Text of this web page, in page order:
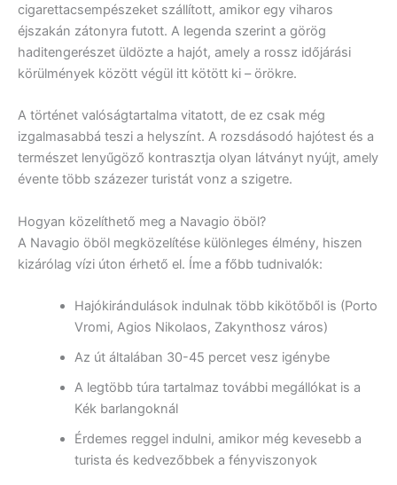
cigarettacsempészeket szállított, amikor egy viharos
éjszakán zátonyra futott. A legenda szerint a görög
haditengerészet üldözte a hajót, amely a rossz időjárási
körülmények között végül itt kötött ki – örökre.
A történet valóságtartalma vitatott, de ez csak még
izgalmasabbá teszi a helyszínt. A rozsdásodó hajótest és a
természet lenyűgöző kontrasztja olyan látványt nyújt, amely
évente több százezer turistát vonz a szigetre.
Hogyan közelíthető meg a Navagio öböl?
A Navagio öböl megközelítése különleges élmény, hiszen
kizárólag vízi úton érhető el. Íme a főbb tudnivalók:
Hajókirándulások indulnak több kikötőből is (Porto
Vromi, Agios Nikolaos, Zakynthosz város)
Az út általában 30-45 percet vesz igénybe
A legtöbb túra tartalmaz további megállókat is a
Kék barlangoknál
Érdemes reggel indulni, amikor még kevesebb a
turista és kedvezőbbek a fényviszonyok